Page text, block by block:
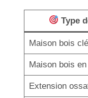
Type
Maison bois
Maison bois
Extension